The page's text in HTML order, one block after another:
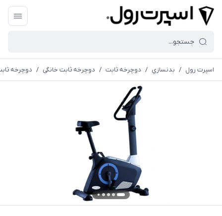
اسپرت رول / بدنسازي / دوچرخه ثابت / دوچرخه ثابت خانگی / دوچرخه